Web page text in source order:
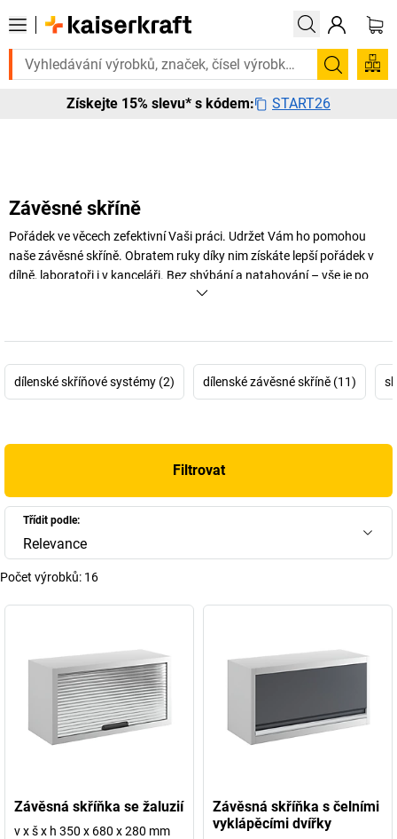
Potřebujete to urgentně? Vybrané bestsellery doručíme do
Hledání
Získejte 15% slevu* s kódem: START26
Závěsné skříně
Pořádek ve věcech zefektivní Vaši práci. Udržet Vám ho pomohou
naše závěsné skříně. Obratem ruky díky nim získáte lepší pořádek v
dílně, laboratoři i v kanceláři. Bez shýbání a natahování – vše je po
dílenské skříňové systémy (2) dílenské závěsné skříně (11)
Filtrovat
Třídit podle:
Relevance
Počet výrobků: 16
Závěsná skříňka se žaluzií
v x š x h 350 x 680 x 280 mm
Závěsná skříňka s čelními
vyklápěcími dvířky